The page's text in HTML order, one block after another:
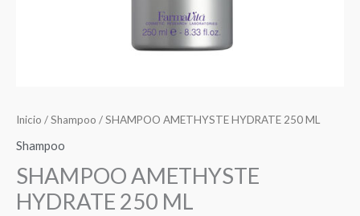
Inicio /Shampoo / SHAMPOO AMETHYSTE HYDRATE 250 ML
Shampoo
SHAMPOO AMETHYSTE
HYDRATE 250 ML